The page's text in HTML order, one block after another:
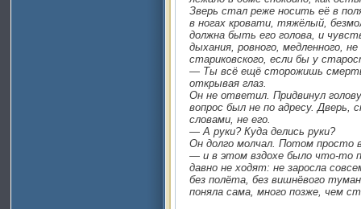
Зверь стал реже носить её в
в ногах кровати, тяжёлый,
должна быть его голова, и
дыхания, ровного, медленного,
стариковского, если бы у
— Ты всё ещё сторожишь
открывая глаз.
Он не ответил. Придвинул
вопрос был не по адресу.
словами, не его.
— А руки? Куда делись руки?
Он долго молчал. Потом просто
— и в этом вздохе было что-то
давно не ходят: не заросла
без полёта, без вишнёвого
поняла сама, много позже, чем